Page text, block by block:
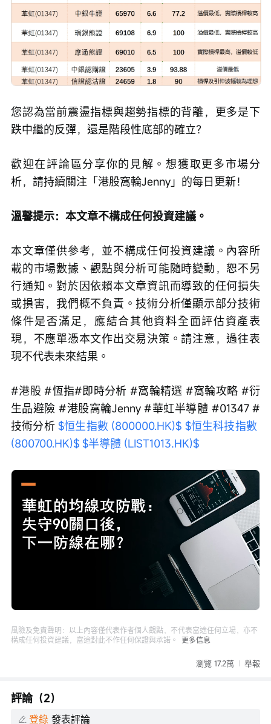
您認為當前震盪指標與趨勢指標的背離，更多是下
跌中繼的反彈，還是階段性底部的確立？
歡迎在評論區分享你的見解。想獲取更多市場分
析，請持續關注「港股窩輪Jenny」的每日更新！
溫馨提示：本文章不構成任何投資建議。
本文章僅供參考，並不構成任何投資建議。內容所
載的市場數據、觀點與分析可能隨時變動，恕不另
行通知。對於因依賴本文章資訊而導致的任何損失
或損害，我們概不負責。技術分析僅顯示部分技術
條件是否滿足，應結合其他資料全面評估資產表
現，不應單憑本文作出交易決策。請注意，過往表
現不代表未來結果。
#港股 #恆指#即時分析 #窩輪精選 #窩輪攻略 #衍
生品避險 #港股窩輪Jenny #華虹半導體 #01347 #
技術分析 $恒生指數 (800000.HK)$ $恒生科技指數
(800700.HK)$ $半導體 (LIST1013.HK)$
音 放
度
風險及免責聲明：以上內容僅代表作者個人觀點，不代表富途任何立場，亦不
構成任何投資建議，富途對此不作任何保證與承諾。
更多信息
瀏覽 17.2萬 舉報
評論（2）
登錄 發表評論